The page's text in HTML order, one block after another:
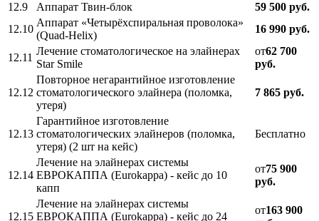
12.9
Аппарат Твин-блок
59 500 руб.
12.10
Аппарат «Четырёхспиральная проволока»
(Quad-Helix)
16 990 руб.
12.11
Лечение стоматологическое на элайнерах
Star Smile
от62 700
руб.
12.12
Повторное негарантийное изготовление
стоматологического элайнера (поломка,
утеря)
7 865 руб.
12.13
Гарантийное изготовление
стоматологических элайнеров (поломка,
утеря) (2 шт на кейс)
Бесплатно
12.14
Лечение на элайнерах системы
ЕВРОКАППА (Eurokappa) - кейс до 10
капп
от75 900
руб.
12.15
Лечение на элайнерах системы
ЕВРОКАППА (Eurokappa) - кейс до 24
от163 900